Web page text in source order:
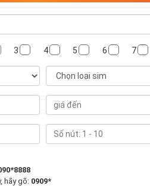
3 4 5 6 7
hãy gõ: 0909*